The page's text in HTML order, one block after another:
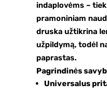
indaplovėms –
pramoniniam
druska užtikrina
užpildymą, todėl
paprastas.
Pagrindinės
Universalus